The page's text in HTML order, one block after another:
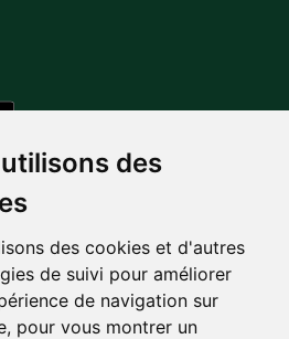
des
des cookies et d'autres
de suivi pour améliorer
de navigation sur
pour vous montrer un
Paiement sécurisé
Suivez-nous sur